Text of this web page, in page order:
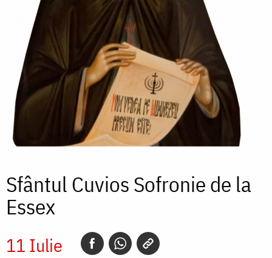
Sfântul Cuvios Sofronie de la
Essex
11 Iulie